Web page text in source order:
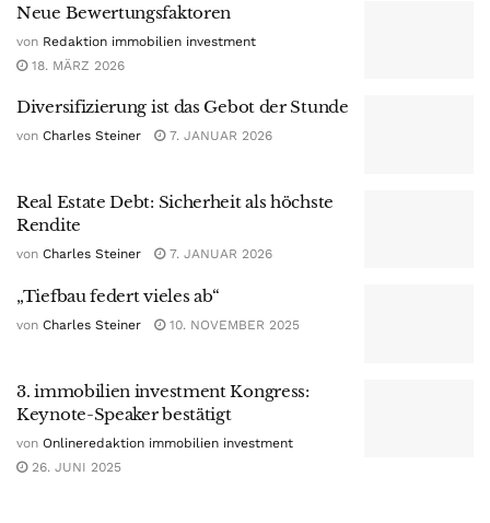
Neue Bewertungsfaktoren
von Redaktion immobilien investment
18. MÄRZ 2026
Diversifizierung ist das Gebot der Stunde
von Charles Steiner 7. JANUAR 2026
Real Estate Debt: Sicherheit als höchste
Rendite
von Charles Steiner 7. JANUAR 2026
„Tiefbau federt vieles ab“
von Charles Steiner 10. NOVEMBER 2025
3. immobilien investment Kongress:
Keynote-Speaker bestätigt
von Onlineredaktion immobilien investment
26. JUNI 2025